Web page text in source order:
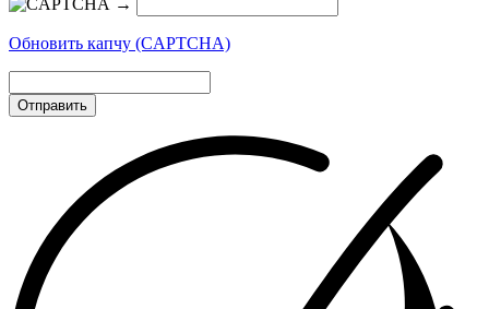
→
Обновить капчу (CAPTCHA)
Отправить